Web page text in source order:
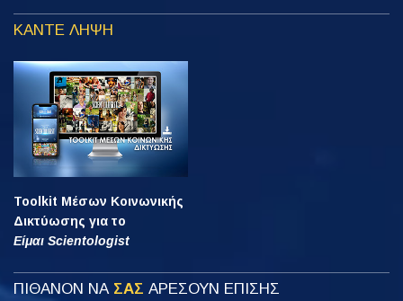
ΚΑΝΤΕ ΛΗΨΗ
Toolkit Μέσων Κοινωνικής
Δικτύωσης για το
Είμαι Scientologist
ΠΙΘΑΝΟΝ ΝΑ ΣΑΣ ΑΡΕΣΟΥΝ ΕΠΙΣΗΣ